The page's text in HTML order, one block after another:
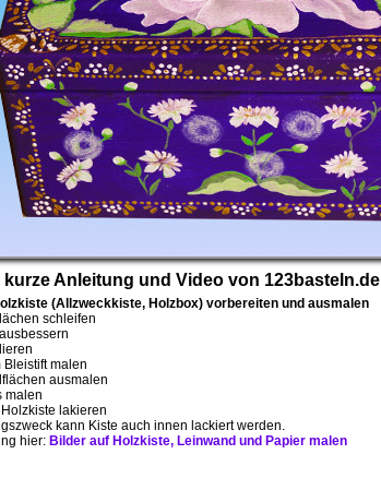
kurze Anleitung und Video von 123basteln.de
(Allzweckkiste, Holzbox) vorbereiten und ausmalen
schleifen
Bleistift malen
ausmalen
malen
lakieren
kann Kiste auch innen lackiert werden.
hier: Bilder auf Holzkiste, Leinwand und Papier malen